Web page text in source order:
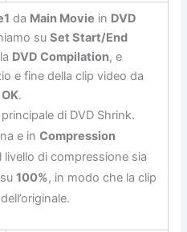
da Main Movie in DVD
suSet Start/End
DVD Compilation, e
e fine della clip video da
OK.
di DVD Shrink.
e inCompression
livello di compressione sia
100%, in modo che la clip